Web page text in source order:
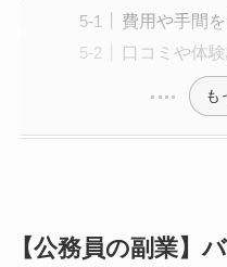
費用や手間
口コミや体
も
【公務員の副業】